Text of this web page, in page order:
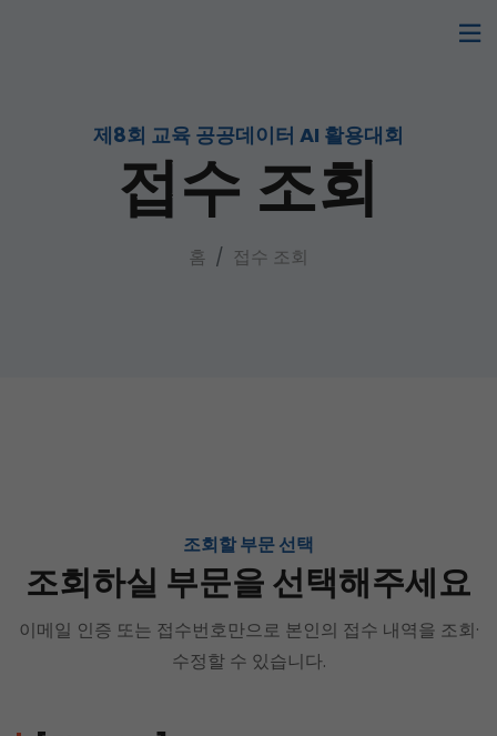
제8회 교육 공공데이터 AI 활용대회
접수 조회
홈 접수 조회
조회할 부문 선택
조회하실 부문을 선택해주세요
이메일 인증 또는 접수번호만으로 본인의 접수 내역을 조회·
수정할 수 있습니다.